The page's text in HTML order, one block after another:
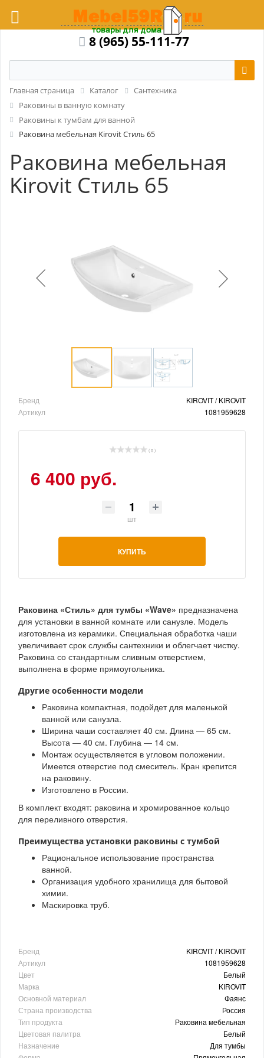
8 (965) 55-111-77
Главная страница Каталог
Сантехника
Раковины в ванную комнату
Раковины к тумбам для ванной
Раковина мебельная Kirovit Стиль 65
Раковина мебельная
Kirovit Стиль 65
Бренд
KIROVIT / KIROVIT
Артикул
1081959628
( 0 )
6 400 руб.
шт
КУПИТЬ
Раковина «Стиль» для тумбы «Wave» предназначена
для установки в ванной комнате или санузле. Модель
изготовлена из керамики. Специальная обработка чаши
увеличивает срок службы сантехники и облегчает чистку.
Раковина со стандартным сливным отверстием,
выполнена в форме прямоугольника.
Другие особенности модели
Раковина компактная, подойдет для маленькой
ванной или санузла.
Ширина чаши составляет 40 см. Длина — 65 см.
Высота — 40 см. Глубина — 14 см.
Монтаж осуществляется в угловом положении.
Имеется отверстие под смеситель. Кран крепится
на раковину.
Изготовлено в России.
В комплект входят: раковина и хромированное кольцо
для переливного отверстия.
Преимущества установки раковины с тумбой
Рациональное использование пространства
ванной.
Организация удобного хранилища для бытовой
химии.
Маскировка труб.
Бренд
KIROVIT / KIROVIT
Артикул
1081959628
Цвет
Белый
Марка
KIROVIT
Основной материал
Фаянс
Страна производства
Россия
Тип продукта
Раковина мебельная
Цветовая палитра
Белый
Назначение
Для тумбы